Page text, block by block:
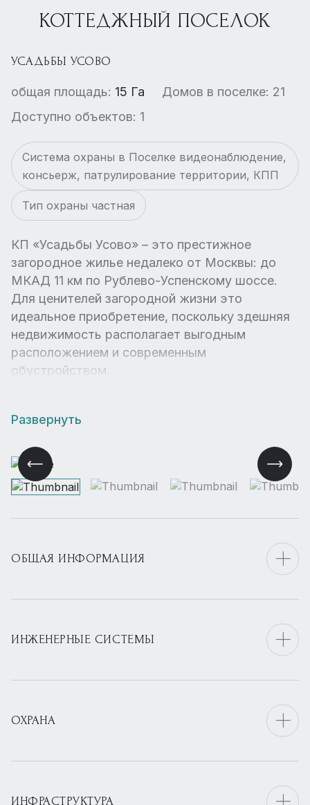
КОТТЕДЖНЫЙ ПОСЕЛОК
УСАДЬБЫ УСОВО
общая площадь: 15 Га
Домов в поселке: 21
Доступно объектов: 1
Система охраны в Поселке видеонаблюдение,
консьерж, патрулирование территории, КПП
Тип охраны частная
КП «Усадьбы Усово» – это престижное
загородное жилье недалеко от Москвы: до
МКАД 11 км по Рублево-Успенскому шоссе.
Для ценителей загородной жизни это
идеальное приобретение, поскольку здешняя
недвижимость располагает выгодным
расположением и современным
обустройством.
Развернуть
ОБЩАЯ ИНФОРМАЦИЯ
ИНЖЕНЕРНЫЕ СИСТЕМЫ
ОХРАНА
ИНФРАСТРУКТУРА